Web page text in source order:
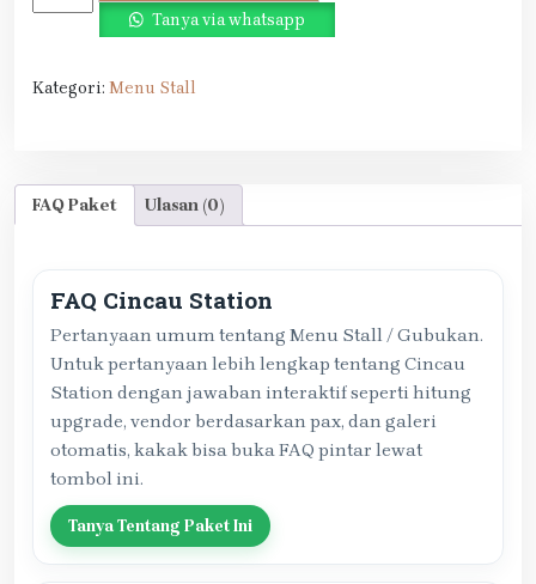
Tanya via whatsapp
Kategori: Menu Stall
FAQ Paket Ulasan (0)
FAQ Cincau Station
Pertanyaan umum tentang Menu Stall / Gubukan.
Untuk pertanyaan lebih lengkap tentang Cincau
Station dengan jawaban interaktif seperti hitung
upgrade, vendor berdasarkan pax, dan galeri
otomatis, kakak bisa buka FAQ pintar lewat
tombol ini.
Tanya Tentang Paket Ini